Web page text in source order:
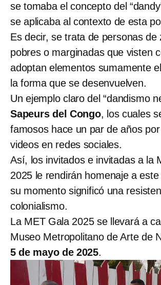
se tomaba el concepto del
se aplicaba al contexto de esta
Es decir, se trata de personas de
pobres o marginadas que visten
adoptan elementos sumamente
la forma que se desenvuelven.
Un ejemplo claro del “dandismo
Sapeurs del Congo, los cuales
famosos hace un par de años
videos en redes sociales.
Así, los invitados e invitadas a la
2025 le rendirán homenaje a
su momento significó una
colonialismo.
La MET Gala 2025 se llevará a
Museo Metropolitano de Arte de
5 de mayo de 2025.